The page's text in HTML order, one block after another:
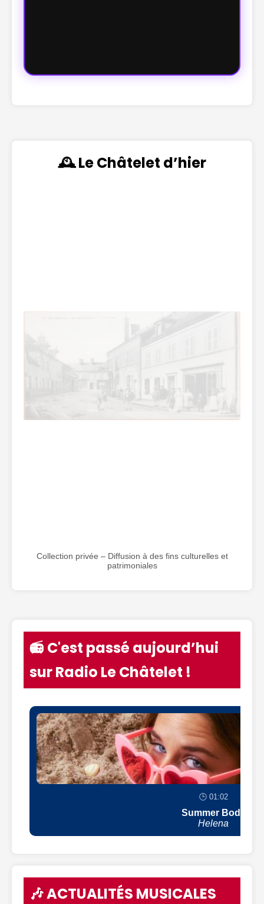
🕰️ Le Châtelet d’hier
Collection privée – Diffusion à des fins culturelles et
patrimoniales
📻 C'est passé aujourd’hui
sur Radio Le Châtelet !
🕒 01:02
Summer Body
Helena
🎶 ACTUALITÉS MUSICALES